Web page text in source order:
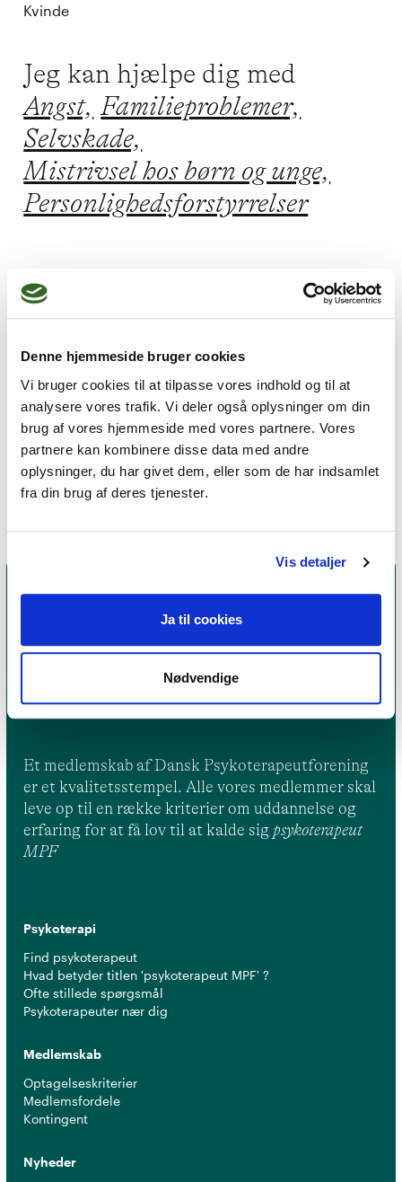
Denne hjemmeside bruger cookies
Vi bruger cookies til at tilpasse vores indhold og til at
analysere vores trafik. Vi deler også oplysninger om din
brug af vores hjemmeside med vores partnere. Vores
partnere kan kombinere disse data med andre
oplysninger, du har givet dem, eller som de har indsamlet
fra din brug af deres tjenester.
Vis detaljer
Ja til cookies
Nødvendige
Kvinde
Jeg kan hjælpe dig med
Angst, Familieproblemer,
Selvskade,
Mistrivsel hos børn og unge,
Personlighedsforstyrrelser
Jeg praktiserer følgende
Eksistentiel terapi,
Familieterapi, Gestaltterapi,
Kognitiv adfærdsterapi,
Narrativ terapi
Et medlemskab af Dansk Psykoterapeutforening
er et kvalitetsstempel. Alle vores medlemmer skal
leve op til en række kriterier om uddannelse og
erfaring for at få lov til at kalde sig psykoterapeut
MPF
Psykoterapi
Find psykoterapeut
Hvad betyder titlen 'psykoterapeut MPF' ?
Ofte stillede spørgsmål
Psykoterapeuter nær dig
Medlemskab
Optagelseskriterier
Medlemsfordele
Kontingent
Nyheder